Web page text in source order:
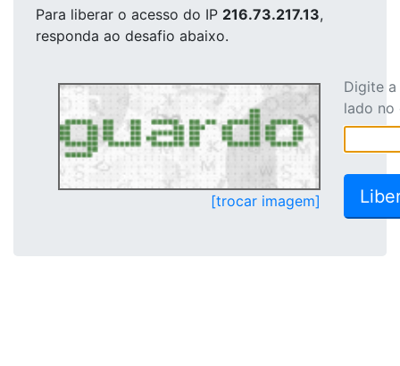
Para liberar o acesso do IP 216.73.217.13,
responda ao desafio abaixo.
[trocar imagem]
Digite
lado no